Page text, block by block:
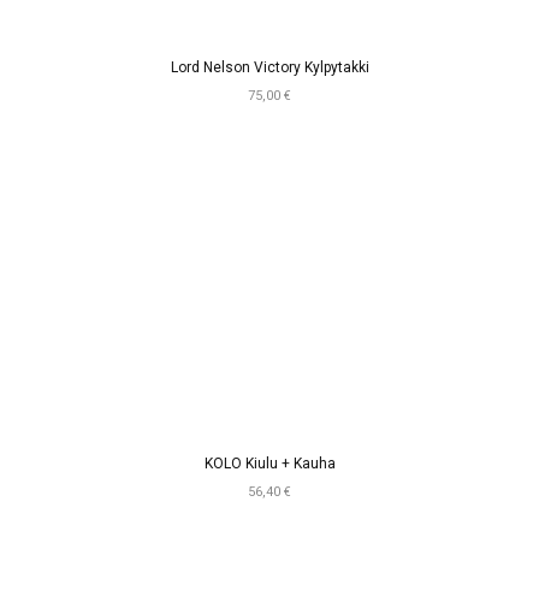
Lord Nelson Victory Kylpytakki
75,00 €
KOLO Kiulu + Kauha
56,40 €